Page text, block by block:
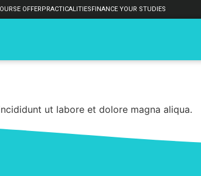
OFFERPRACTICALITIESFINANCE YOUR STUDIES
ut labore et dolore magna aliqua.